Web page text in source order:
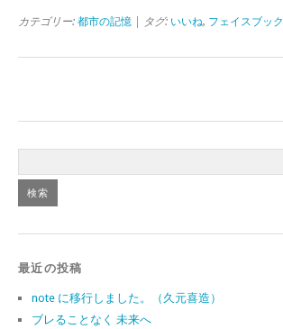
カテゴリー: 都市の記憶 | タグ: いいね, フェイスブック
最近の投稿
note に移行しました。（久元喜造）
ブレることなく 未来へ